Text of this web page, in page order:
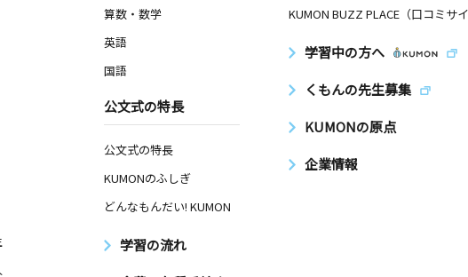
算数・数学
英語
国語
公文式の特長
公文式の特長
KUMONのふしぎ
どんなもんだい! KUMON
学習の流れ
KUMON BUZZ PLACE（口コミサイ
学習中の方へ
くもんの先生募集
KUMONの原点
企業情報